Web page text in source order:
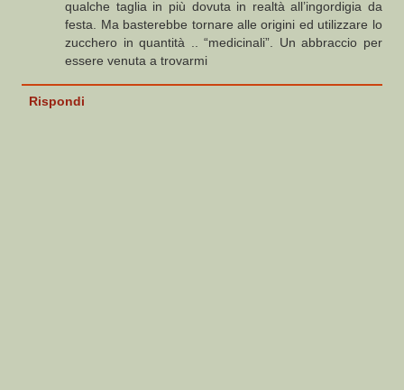
qualche taglia in più dovuta in realtà all’ingordigia da
festa. Ma basterebbe tornare alle origini ed utilizzare lo
zucchero in quantità .. “medicinali”. Un abbraccio per
essere venuta a trovarmi
Rispondi